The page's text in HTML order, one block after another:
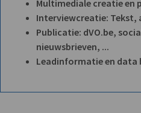
Multimediale creatie en
Interviewcreatie: Tekst,
Publicatie: dVO.be,
nieuwsbrieven, ...
Leadinformatie en data